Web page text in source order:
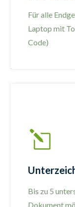
Für alle
Laptop mit
Code)
Bis zu 5
Dokument